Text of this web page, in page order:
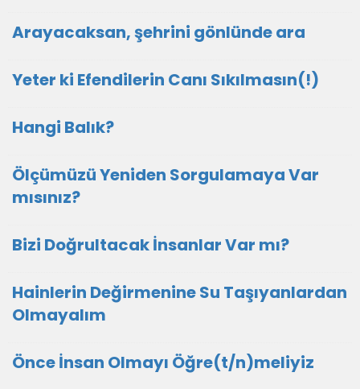
Arayacaksan, şehrini gönlünde ara
Yeter ki Efendilerin Canı Sıkılmasın(!)
Hangi Balık?
Ölçümüzü Yeniden Sorgulamaya Var
mısınız?
Bizi Doğrultacak İnsanlar Var mı?
Hainlerin Değirmenine Su Taşıyanlardan
Olmayalım
Önce İnsan Olmayı Öğre(t/n)meliyiz